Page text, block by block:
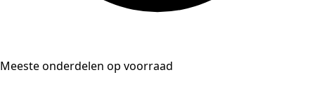
Meeste onderdelen op voorraad